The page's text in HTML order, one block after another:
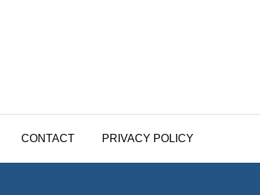
CONTACT PRIVACY POLICY